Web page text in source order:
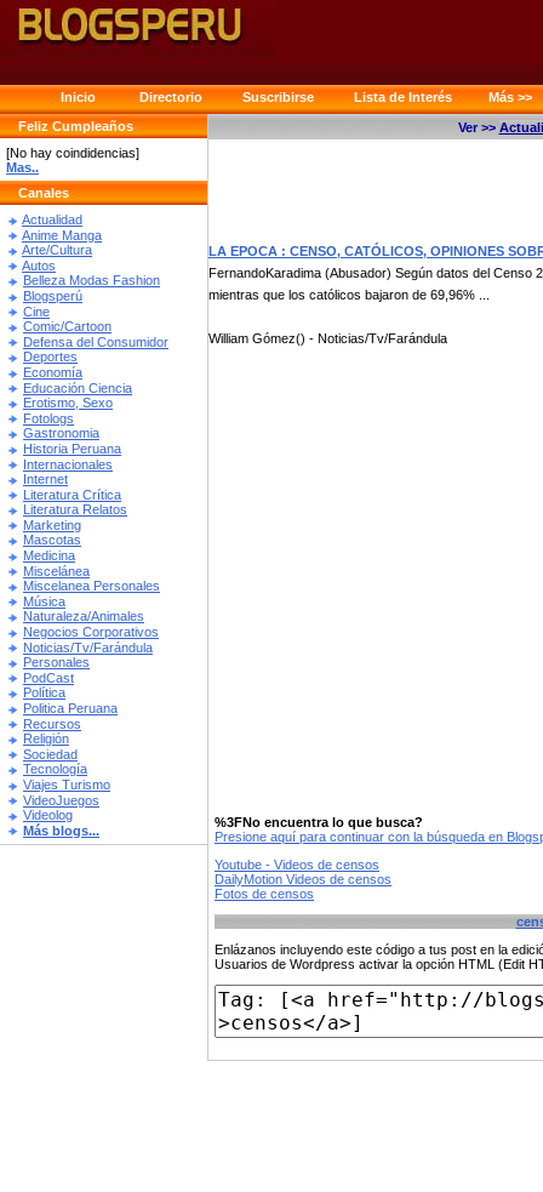
Inicio Directorio Suscribirse Lista de Interés
Más >>
Feliz Cumpleaños
[No hay coindidencias]
Mas..
Canales
Actualidad
Anime Manga
Arte/Cultura
Autos
Belleza Modas Fashion
Blogsperú
Cine
Comic/Cartoon
Defensa del Consumidor
Deportes
Economía
Educación Ciencia
Erotismo, Sexo
Fotologs
Gastronomia
Historia Peruana
Internacionales
Internet
Literatura Crítica
Literatura Relatos
Marketing
Mascotas
Medicina
Miscelánea
Miscelanea Personales
Música
Naturaleza/Animales
Negocios Corporativos
Noticias/Tv/Farándula
Personales
PodCast
Política
Politica Peruana
Recursos
Religión
Sociedad
Tecnología
Viajes Turismo
VideoJuegos
Videolog
Más blogs...
Ver >>
LA EPOCA : CENSO, CATÓLICOS, OPINIONES
FernandoKaradima (Abusador) Según datos del Censo
mientras que los católicos bajaron de 69,96% ...
William Gómez() - Noticias/Tv/Farándula
%3FNo encuentra lo que busca?
Presione aquí para continuar con la búsqueda en
Youtube - Videos de censos
DailyMotion Videos de censos
Fotos de censos
Enlázanos incluyendo este código a tus post en la
Usuarios de Wordpress activar la opción HTML (Edit